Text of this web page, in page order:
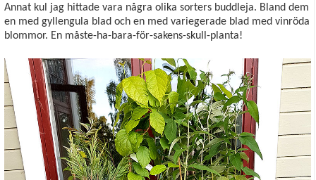
Annat kul jag hittade vara några olika sorters buddleja. Bland dem
en med gyllengula blad och en med variegerade blad med vinröda
blommor. En måste-ha-bara-för-sakens-skull-planta!